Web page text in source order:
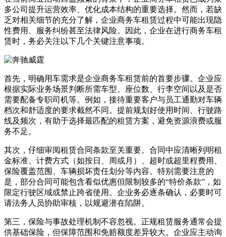
多公司提升运营效率、优化成本结构的重要选择。然而，若缺
乏对相关细节的充分了解，企业商务车租赁过程中可能出现隐
性费用、服务纠纷甚至法律风险。因此，企业在进行商务车租
赁时，务必关注以下几个关键注意事项。
首先，明确用车需求是企业商务车租赁前的首要步骤。企业应
根据实际业务场景判断所需车型、座位数、行李空间以及是否
需要配备专职司机等。例如，接待重要客户与员工通勤对车辆
档次和舒适度的要求截然不同。提前规划好使用时间、行驶路
线及频次，有助于选择最匹配的租赁方案，避免资源浪费或服
务不足。
其次，仔细审阅租赁合同条款至关重要。合同中应清晰列明租
金标准、计费方式（如按日、周或月）、超时或超里程费用、
保险覆盖范围、车辆损坏责任划分等内容。特别需要注意的
是，部分合同可能包含看似优惠但限制较多的“特价条款”，如
限定行驶区域或禁止跨省使用。企业务必逐条确认，必要时可
请法务人员协助审核，以规避潜在陷阱。
第三，保险与事故处理机制不容忽视。正规租赁服务通常会提
供基础保险，但保障范围和免赔额度差异较大。企业应主动询